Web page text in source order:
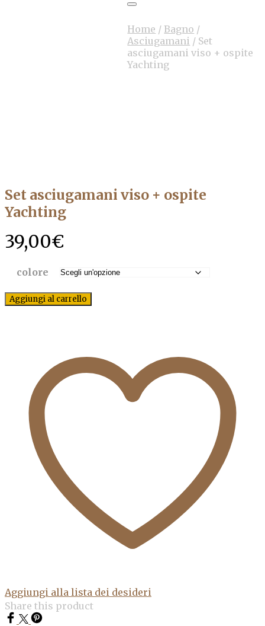
Home / Bagno /
Asciugamani / Set
asciugamani viso + ospite
Yachting
Set asciugamani viso + ospite
Yachting
39,00€
colore
Aggiungi al carrello
Aggiungi alla lista dei desideri
Share this product